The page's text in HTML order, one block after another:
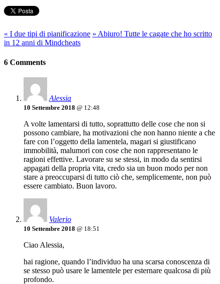
« I due tipi di pianificazione » Abiuro! Tutte le cagate che ho scritto
in 12 anni di Mindcheats
6 Comments
Alessia
10 Settembre 2018 @ 12:48
A volte lamentarsi di tutto, soprattutto delle cose che non si
possono cambiare, ha motivazioni che non hanno niente a che
fare con l’oggetto della lamentela, magari si giustificano
immobilità, malumori con cose che non rappresentano le
ragioni effettive. Lavorare su se stessi, in modo da sentirsi
appagati della propria vita, credo sia un buon modo per non
stare a preoccuparsi di tutto ciò che, semplicemente, non può
essere cambiato. Buon lavoro.
Valerio
10 Settembre 2018 @ 18:51
Ciao Alessia,
hai ragione, quando l’individuo ha una scarsa conoscenza di
se stesso può usare le lamentele per esternare qualcosa di più
profondo.